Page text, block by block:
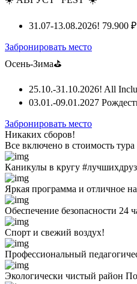
31.07-13.08.2026! 79.900 ₽
Забронировать место
Осень-Зима⛳
25.10.-31.10.2026! All
03.01.-09.01.2027
Забронировать место
Никаких сборов!
Все включено в стоимость тура
Каникулы в кругу
Яркая программа и отличное
Обеспечение безопасности 24
Спорт и свежий воздух!
Профессиональный
Экологически чистый район